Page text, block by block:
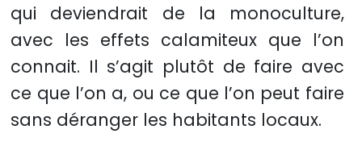
qui deviendrait de la monoculture,
avec les effets calamiteux que l’on
connait. Il s’agit plutôt de faire avec
ce que l’on a, ou ce que l’on peut faire
sans déranger les habitants locaux.